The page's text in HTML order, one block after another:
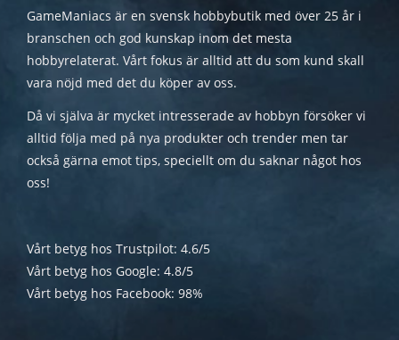
GameManiacs är en svensk hobbybutik med över 25 år i
branschen och god kunskap inom det mesta
hobbyrelaterat. Vårt fokus är alltid att du som kund skall
vara nöjd med det du köper av oss.
Då vi själva är mycket intresserade av hobbyn försöker vi
alltid följa med på nya produkter och trender men tar
också gärna emot tips, speciellt om du saknar något hos
oss!
Vårt betyg hos Trustpilot: 4.6/5
Vårt betyg hos Google: 4.8/5
Vårt betyg hos Facebook: 98%